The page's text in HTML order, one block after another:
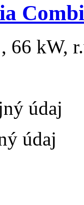
66 kW,
údaj
údaj